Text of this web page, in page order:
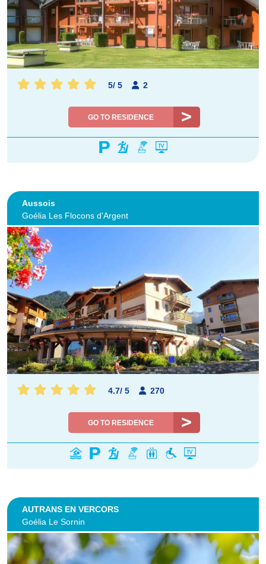
5/ 5 2
GO TO RESIDENCE
Aussois
Goélia Les Flocons d'Argent
4.7/ 5 270
GO TO RESIDENCE
AUTRANS EN VERCORS
Goélia Le Sornin